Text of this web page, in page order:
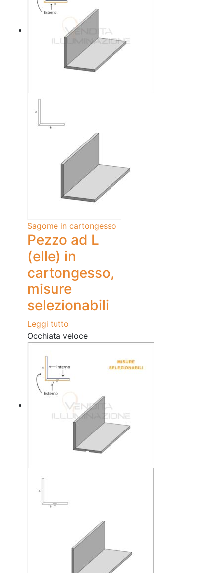
Sagome in cartongesso
Pezzo ad L
(elle) in
cartongesso,
misure
selezionabili
Leggi tutto
Occhiata veloce